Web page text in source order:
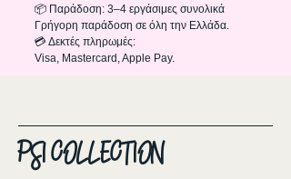
📦 Παράδοση: 3–4 εργάσιμες συνολικά
Γρήγορη παράδοση σε όλη την Ελλάδα.
💳 Δεκτές πληρωμές:
Visa, Mastercard, Apple Pay.
PSI COLLECTION